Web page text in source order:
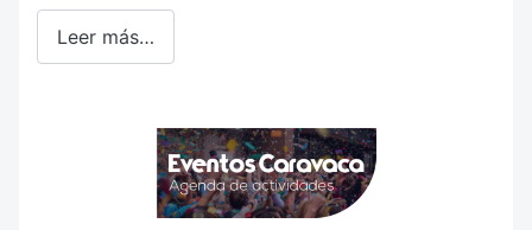
Leer más…